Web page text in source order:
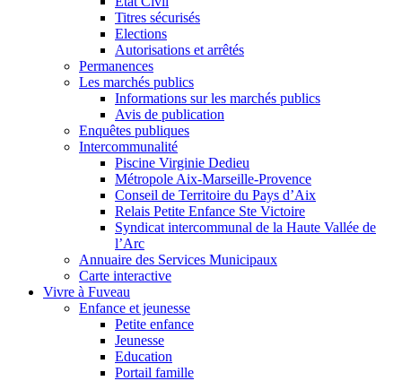
Titres sécurisés
Elections
Autorisations et arrêtés
Permanences
Les marchés publics
Informations sur les marchés publics
Avis de publication
Enquêtes publiques
Intercommunalité
Piscine Virginie Dedieu
Métropole Aix-Marseille-Provence
Conseil de Territoire du Pays d’Aix
Relais Petite Enfance Ste Victoire
Syndicat intercommunal de la Haute Vallée de
l’Arc
Annuaire des Services Municipaux
Carte interactive
Vivre à Fuveau
Enfance et jeunesse
Petite enfance
Jeunesse
Education
Portail famille